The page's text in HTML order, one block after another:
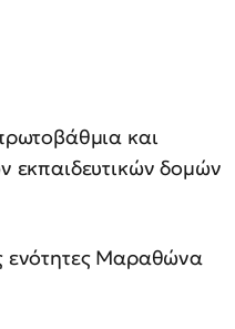
και
εκπαιδευτικών δομών
ενότητες Μαραθώνα